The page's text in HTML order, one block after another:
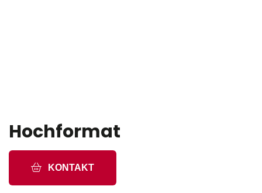
Hochformat
KONTAKT